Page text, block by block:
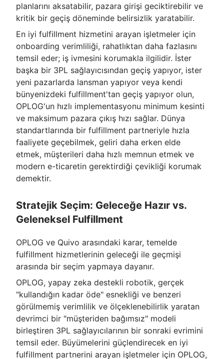
planlarını aksatabilir, pazara girişi geciktirebilir ve
kritik bir geçiş döneminde belirsizlik yaratabilir.
En iyi fulfillment hizmetini arayan işletmeler için
onboarding verimliliği, rahatlıktan daha fazlasını
temsil eder; iş ivmesini korumakla ilgilidir. İster
başka bir 3PL sağlayıcısından geçiş yapıyor, ister
yeni pazarlarda lansman yapıyor veya kendi
bünyenizdeki fulfillment'tan geçiş yapıyor olun,
OPLOG'un hızlı implementasyonu minimum kesinti
ve maksimum pazara çıkış hızı sağlar. Dünya
standartlarında bir fulfillment partneriyle hızla
faaliyete geçebilmek, geliri daha erken elde
etmek, müşterileri daha hızlı memnun etmek ve
modern e-ticaretin gerektirdiği çevikliği korumak
demektir.
Stratejik Seçim: Geleceğe Hazır vs.
Geleneksel Fulfillment
OPLOG ve Quivo arasındaki karar, temelde
fulfillment hizmetlerinin geleceği ile geçmişi
arasında bir seçim yapmaya dayanır.
OPLOG, yapay zeka destekli robotik, gerçek
"kullandığın kadar öde" esnekliği ve benzeri
görülmemiş verimlilik ve ölçeklenebilirlik yaratan
devrimci bir "müşteriden bağımsız" modeli
birleştiren 3PL sağlayıcılarının bir sonraki evrimini
temsil eder. Büyümelerini güçlendirecek en iyi
fulfillment partnerini arayan işletmeler için OPLOG,